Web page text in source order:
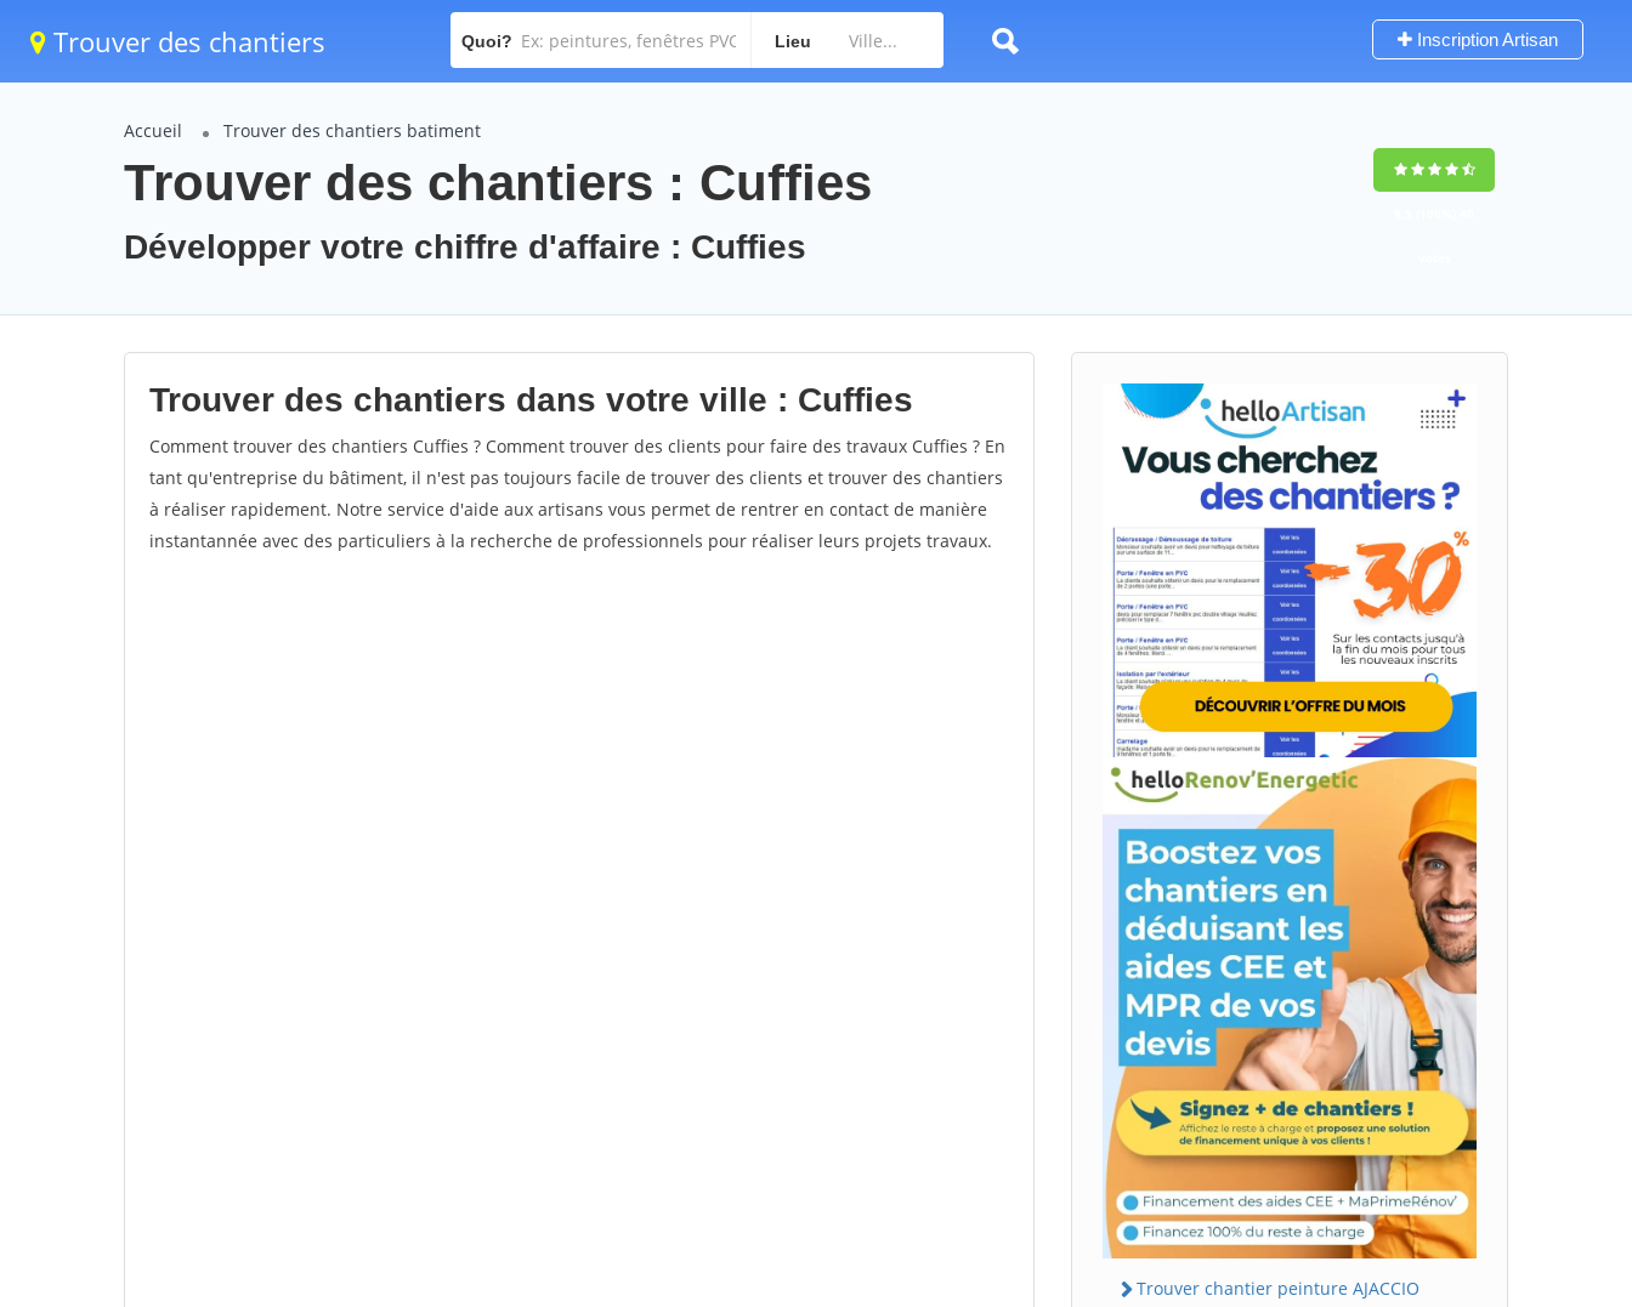
Trouver des chantiers Quoi? Lieu Inscription Artisan
Accueil Trouver des chantiers batiment
Trouver des chantiers : Cuffies
Développer votre chiffre d'affaire : Cuffies
Trouver des chantiers dans votre ville : Cuffies
Comment trouver des chantiers Cuffies ? Comment trouver des clients pour faire des travaux Cuffies ? En
tant qu'entreprise du bâtiment, il n'est pas toujours facile de trouver des clients et trouver des chantiers
à réaliser rapidement. Notre service d'aide aux artisans vous permet de rentrer en contact de manière
instantannée avec des particuliers à la recherche de professionnels pour réaliser leurs projets travaux.
Trouver chantier peinture AJACCIO